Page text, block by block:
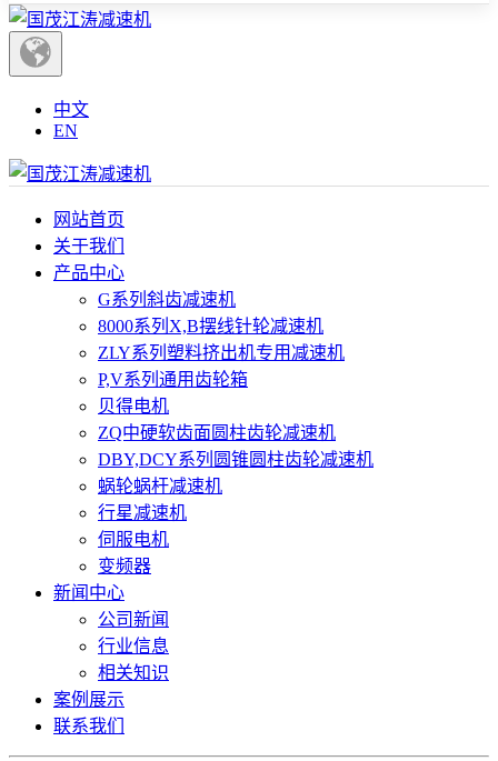
中文
EN
网站首页
关于我们
产品中心
G系列斜齿减速机
8000系列X,B摆线针轮减速机
ZLY系列塑料挤出机专用减速机
P,V系列通用齿轮箱
贝得电机
ZQ中硬软齿面圆柱齿轮减速机
DBY,DCY系列圆锥圆柱齿轮减速机
蜗轮蜗杆减速机
行星减速机
伺服电机
变频器
新闻中心
公司新闻
行业信息
相关知识
案例展示
联系我们